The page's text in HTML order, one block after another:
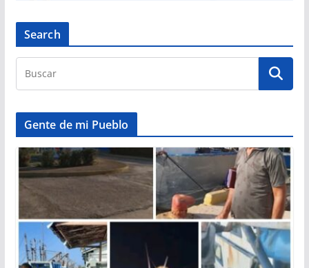
Search
Gente de mi Pueblo